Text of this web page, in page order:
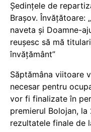
Ședințele de
Brașov. Învățătoare:
naveta și Doamne-
reușesc să mă
învățământ”
Săptămâna viitoare
necesar pentru
vor fi finalizate în
premierul Bolojan,
rezultatele finale de